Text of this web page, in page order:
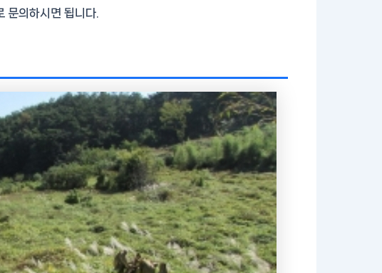
문의하시면 됩니다.